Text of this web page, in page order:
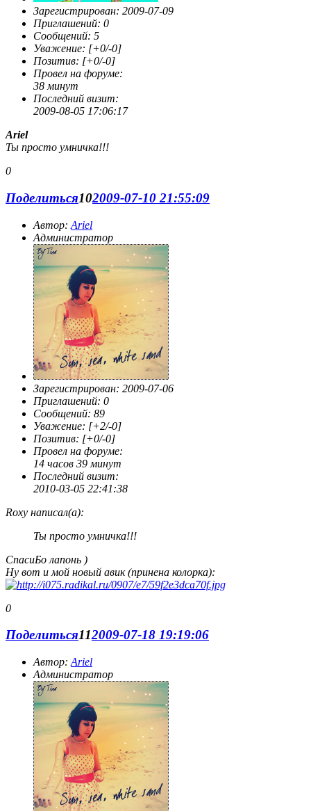
Зарегистрирован: 2009-07-09
Приглашений: 0
Сообщений: 5
Уважение: [+0/-0]
Позитив: [+0/-0]
Провел на форуме:
38 минут
Последний визит:
2009-08-05 17:06:17
Ariel
Ты просто умничка!!!
0
Поделиться102009-07-10 21:55:09
Автор: Ariel
Администратор
Зарегистрирован: 2009-07-06
Приглашений: 0
Сообщений: 89
Уважение: [+2/-0]
Позитив: [+0/-0]
Провел на форуме:
14 часов 39 минут
Последний визит:
2010-03-05 22:41:38
Roxy написал(а):
Ты просто умничка!!!
СпасиБо лапонь )
Ну вот и мой новый авик (принена колорка):
0
Поделиться112009-07-18 19:19:06
Автор: Ariel
Администратор